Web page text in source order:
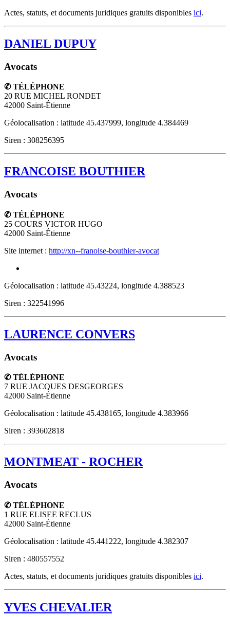
Actes, statuts, et documents juridiques gratuits disponibles ici.
DANIEL DUPUY
Avocats
✆ TÉLÉPHONE
20 RUE MICHEL RONDET
42000 Saint-Étienne
Géolocalisation : latitude 45.437999, longitude 4.384469
Siren : 308256395
FRANCOISE BOUTHIER
Avocats
✆ TÉLÉPHONE
25 COURS VICTOR HUGO
42000 Saint-Étienne
Site internet : http://xn--franoise-bouthier-avocat
Géolocalisation : latitude 45.43224, longitude 4.388523
Siren : 322541996
LAURENCE CONVERS
Avocats
✆ TÉLÉPHONE
7 RUE JACQUES DESGEORGES
42000 Saint-Étienne
Géolocalisation : latitude 45.438165, longitude 4.383966
Siren : 393602818
MONTMEAT - ROCHER
Avocats
✆ TÉLÉPHONE
1 RUE ELISEE RECLUS
42000 Saint-Étienne
Géolocalisation : latitude 45.441222, longitude 4.382307
Siren : 480557552
Actes, statuts, et documents juridiques gratuits disponibles ici.
YVES CHEVALIER